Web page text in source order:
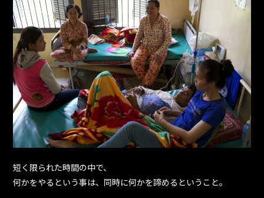
短く限られた時間の中で、
何かをやるという事は、同時に何かを諦めるということ。